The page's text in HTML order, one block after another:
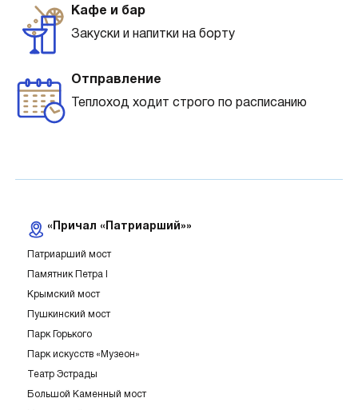
Кафе и бар
Закуски и напитки на борту
Отправление
Теплоход ходит строго по расписанию
«Причал «Патриарший»»
Патриарший мост
Памятник Петра I
Крымский мост
Пушкинский мост
Парк Горького
Парк искусств «Музеон»
Театр Эстрады
Большой Каменный мост